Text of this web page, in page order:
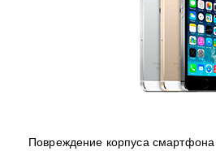
Повреждение корпуса